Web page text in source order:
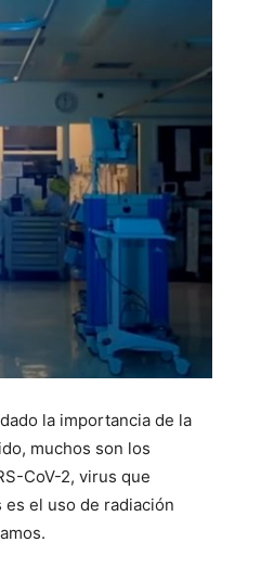
la importancia de la
muchos son los
CoV-2, virus que
el uso de radiación